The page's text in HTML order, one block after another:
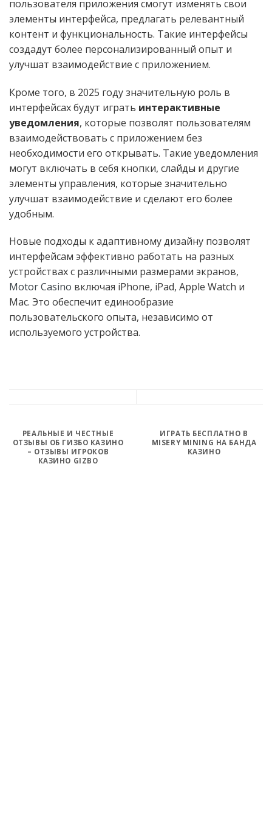
пользователя приложения смогут изменять свои
элементы интерфейса, предлагать релевантный
контент и функциональность. Такие интерфейсы
создадут более персонализированный опыт и
улучшат взаимодействие с приложением.
Кроме того, в 2025 году значительную роль в
интерфейсах будут играть интерактивные
уведомления, которые позволят пользователям
взаимодействовать с приложением без
необходимости его открывать. Такие уведомления
могут включать в себя кнопки, слайды и другие
элементы управления, которые значительно
улучшат взаимодействие и сделают его более
удобным.
Новые подходы к адаптивному дизайну позволят
интерфейсам эффективно работать на разных
устройствах с различными размерами экранов,
Motor Casino включая iPhone, iPad, Apple Watch и
Mac. Это обеспечит единообразие
пользовательского опыта, независимо от
используемого устройства.
РЕАЛЬНЫЕ И ЧЕСТНЫЕ
ОТЗЫВЫ ОБ ГИЗБО КАЗИНО
– ОТЗЫВЫ ИГРОКОВ
КАЗИНО GIZBO
ИГРАТЬ БЕСПЛАТНО В
MISERY MINING НА БАНДА
КАЗИНО